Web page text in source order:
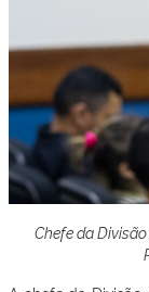
Chefe da